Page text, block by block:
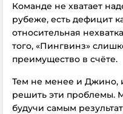
Команде не хватает
рубеже, есть дефицит
относительная
того, «Пингвинз»
преимущество в счёте.
Тем не менее и Джино,
решить эти проблемы.
будучи самым